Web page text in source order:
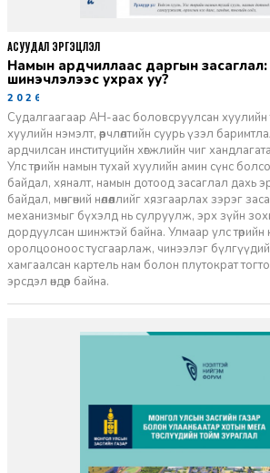
Намын ардчиллаас даргын засаглал: Эрх зүйн
шинэчлэлээс ухрах уу?
2026-07-08
Судалгаагаар АН-аас боловсруулсан хуулийн
хуулийн нэмэлт, өөрчлөлтийн суурь үзэл
ардчилсан институцийн хөгжлийн чиг
Улс төрийн намын тухай хуулийн амин сүнс
байдал, хяналт, намын дотоод засаглал дахь
байдал, мөнгөний нөлөөллийг хязгаарлах зэрэг
механизмыг бүхэлд нь сулруулж, эрх зүйн
дордуулсан шинжтэй байна. Улмаар улс
оролцооноос тусгаарлаж, чинээлэг
хамгаалсан картель нам болон плутократ
эрсдэл өндөр байна.
АСУУДАЛ ЭРГЭЦҮҮЛЭЛ